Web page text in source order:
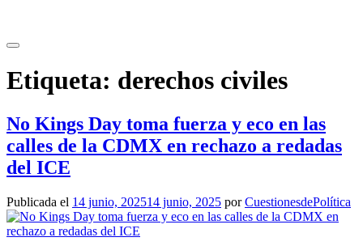
contenido
Etiqueta: derechos civiles
No Kings Day toma fuerza y eco en las
calles de la CDMX en rechazo a redadas
del ICE
Publicada el 14 junio, 202514 junio, 2025 porCuestionesdePolítica